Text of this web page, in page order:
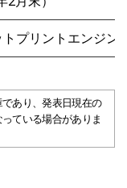
プリントエンジン
あり、発表日現在の
ている場合がありま